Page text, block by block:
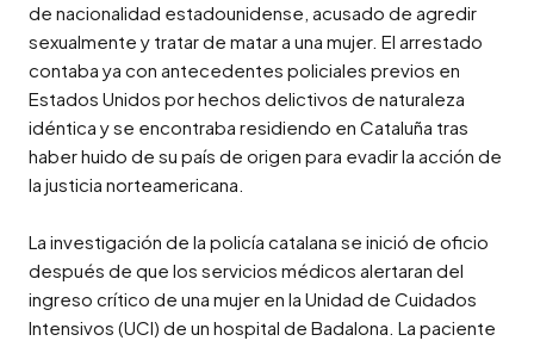
de nacionalidad estadounidense, acusado de agredir
sexualmente y tratar de matar a una mujer. El arrestado
contaba ya con antecedentes policiales previos en
Estados Unidos por hechos delictivos de naturaleza
idéntica y se encontraba residiendo en Cataluña tras
haber huido de su país de origen para evadir la acción de
la justicia norteamericana.
La investigación de la policía catalana se inició de oficio
después de que los servicios médicos alertaran del
ingreso crítico de una mujer en la Unidad de Cuidados
Intensivos (UCI) de un hospital de Badalona. La paciente